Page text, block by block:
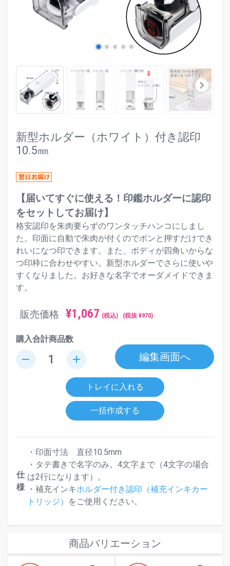
keyboard_arrow_left keyboard_arrow_right
新型ホルダー（ホワイト）付き認印
10.5㎜
【届いてすぐに使える！印鑑ホルダーに認印
をセットしてお届け】
格安認印を朱肉要らずのワンタッチハンコにしまし
た。印面に自動で朱肉が付くのでポンと押すだけでき
れいになつ印できます。また、ボディが四角いからな
つ印枠に合わせやすい。新型ホルダーでさらに使いや
すくなりました。お好きな名字でオーダメイドできま
す。
販売価格 ¥1,067 (税込) (税抜 ¥970)
購入合計商品数
remove add 編集画面へ
トレイに入れる
一括作成する
仕
様
・印面寸法 直径10.5mm
・タテ書きで名字のみ。4文字まで（4文字の場合
は2行になります）。
・補充インキホルダー付き認印（補充インキカー
トリッジ）
をご使用ください。
商品バリエーション